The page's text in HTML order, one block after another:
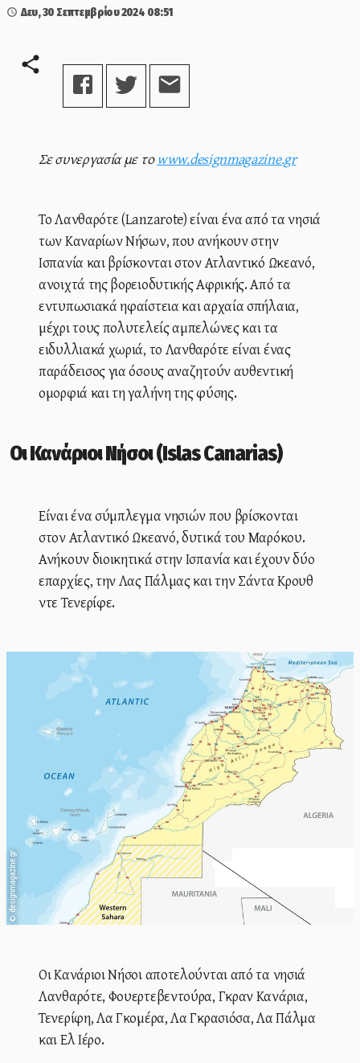
Δευ, 30 Σεπτεμβρίου 2024 08:51
Σε συνεργασία με τοwww.designmagazine.gr
Το Λανθαρότε (Lanzarote) είναι ένα από τα νησιά
των Καναρίων Νήσων, που ανήκουν στην
Ισπανία και βρίσκονται στον Ατλαντικό Ωκεανό,
ανοιχτά της βορειοδυτικής Αφρικής. Από τα
εντυπωσιακά ηφαίστεια και αρχαία σπήλαια,
μέχρι τους πολυτελείς αμπελώνες και τα
ειδυλλιακά χωριά, το Λανθαρότε είναι ένας
παράδεισος για όσους αναζητούν αυθεντική
ομορφιά και τη γαλήνη της φύσης.
Οι Κανάριοι Νήσοι (Islas Canarias)
Είναι ένα σύμπλεγμα νησιών που βρίσκονται
στον Ατλαντικό Ωκεανό, δυτικά του Μαρόκου.
Ανήκουν διοικητικά στην Ισπανία και έχουν δύο
επαρχίες, την Λας Πάλμας και την Σάντα Κρουθ
ντε Τενερίφε.
©
designmagazine.gr
Οι Κανάριοι Νήσοι αποτελούνται από τα νησιά
Λανθαρότε, Φουερτεβεντούρα, Γκραν Κανάρια,
Τενερίφη, Λα Γκομέρα, Λα Γκρασιόσα, Λα Πάλμα
και Ελ Ιέρο.